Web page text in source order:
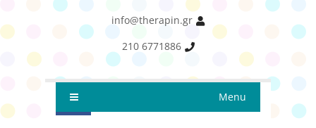
info@therapin.gr
210 6771886
Menu